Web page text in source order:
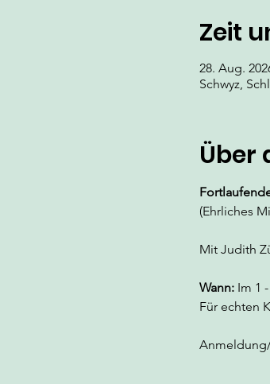
Zeit
28. Aug.
Schwyz,
Über
(Ehrliches
Mit Judith
Wann: Im 1 -
Für echten